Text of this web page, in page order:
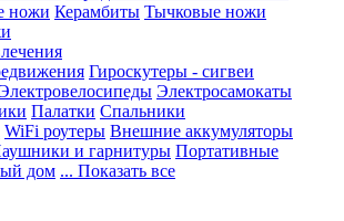
ножи Керамбиты Тычковые ножи
Гироскутеры - сигвеи
Электросамокаты
Палатки Спальники
WiFi роутеры Внешние аккумуляторы
и гарнитуры Портативные
дом ... Показать все